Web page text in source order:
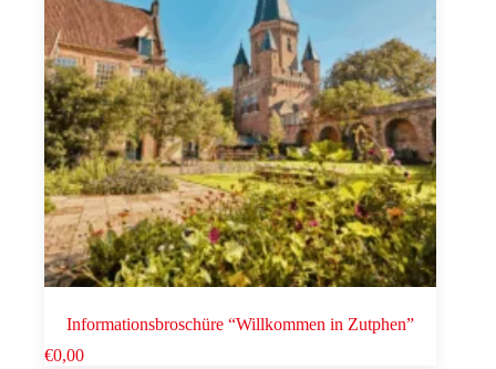
Informationsbroschüre “Willkommen in Zutphen”
€0,00